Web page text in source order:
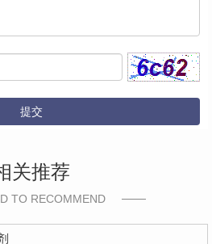
提交
关推荐
TO RECOMMEND